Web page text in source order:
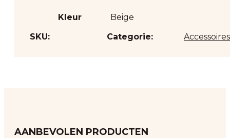
Kleur
Beige
SKU:
Categorie: Accessoires
AANBEVOLEN PRODUCTEN